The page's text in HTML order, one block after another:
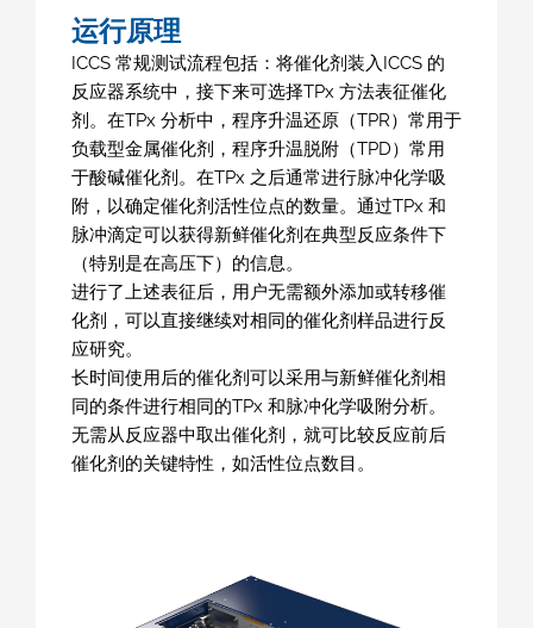
运行原理
ICCS 常规测试流程包括：将催化剂装入ICCS 的
反应器系统中，接下来可选择TPx 方法表征催化
剂。在TPx 分析中，程序升温还原（TPR）常用于
负载型金属催化剂，程序升温脱附（TPD）常用
于酸碱催化剂。在TPx 之后通常进行脉冲化学吸
附，以确定催化剂活性位点的数量。通过TPx 和
脉冲滴定可以获得新鲜催化剂在典型反应条件下
（特别是在高压下）的信息。
进行了上述表征后，用户无需额外添加或转移催
化剂，可以直接继续对相同的催化剂样品进行反
应研究。
长时间使用后的催化剂可以采用与新鲜催化剂相
同的条件进行相同的TPx 和脉冲化学吸附分析。
无需从反应器中取出催化剂，就可比较反应前后
催化剂的关键特性，如活性位点数目。